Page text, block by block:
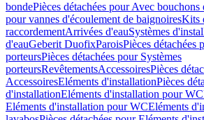
bondePièces détachées pour Avec bouchons
pour vannes d'écoulement de baignoiresKits
raccordementArrivées d'eauSystèmes
d'eauGeberit DuofixParoisPièces détachées
porteursPièces détachées pour Systèmes
porteursRevêtementsAccessoiresPièces
AccessoiresEléments d'installationPièces
d'installationEléments d'installation pour WC
Eléments d'installation pour WCEléments